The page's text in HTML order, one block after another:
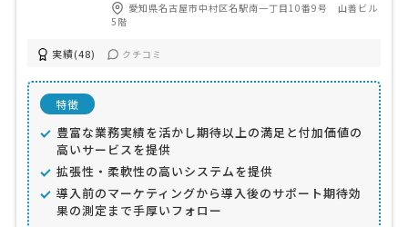
愛知県名古屋市中村区名駅南一丁目10番9号 山善ビル
5階
実績(48) クチコミ
特徴
豊富な業務実績を活かし期待以上の満足と付加価値の
高いサービスを提供
拡張性・柔軟性の高いシステムを提供
導入前のマーケティングから導入後のサポート期待効
果の測定まで手厚いフォロー